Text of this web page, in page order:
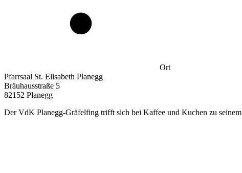
Ort
Pfarrsaal St. Elisabeth Planegg
Bräuhausstraße 5
82152 Planegg
Der VdK Planegg-Gräfelfing trifft sich bei Kaffee und Kuchen zu